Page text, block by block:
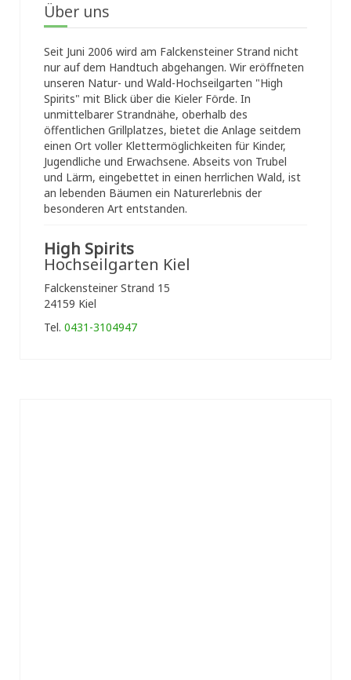
Über uns
Seit Juni 2006 wird am Falckensteiner Strand nicht
nur auf dem Handtuch abgehangen. Wir eröffneten
unseren Natur- und Wald-Hochseilgarten "High
Spirits" mit Blick über die Kieler Förde. In
unmittelbarer Strandnähe, oberhalb des
öffentlichen Grillplatzes, bietet die Anlage seitdem
einen Ort voller Klettermöglichkeiten für Kinder,
Jugendliche und Erwachsene. Abseits von Trubel
und Lärm, eingebettet in einen herrlichen Wald, ist
an lebenden Bäumen ein Naturerlebnis der
besonderen Art entstanden.
High Spirits
Hochseilgarten Kiel
Falckensteiner Strand 15
24159 Kiel
Tel. 0431-3104947